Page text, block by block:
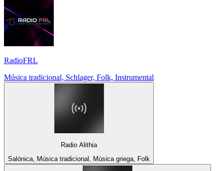
RadioFRL
Música tradicional, Schlager, Folk, Instrumental
Radio Alithia
Salónica, Música tradicional, Música griega, Folk